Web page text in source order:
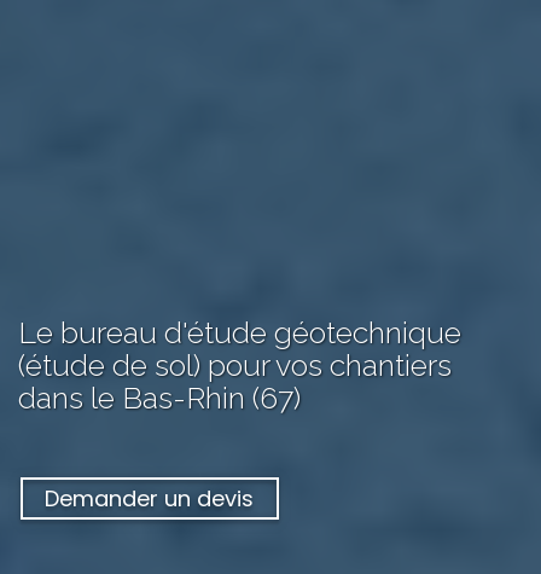
Le bureau d'étude géotechnique
(étude de sol) pour vos chantiers
dans le Bas-Rhin (67)
Demander un devis